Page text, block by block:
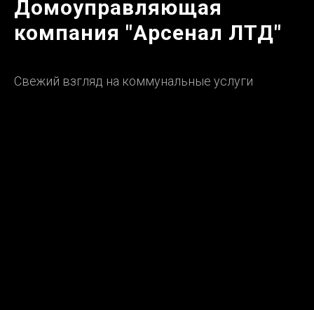
Домоуправляющая
компания "Арсенал ЛТД"
Свежий взгляд на коммунальные услуги